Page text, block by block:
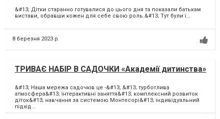
&#13; Дітки старанно готувалися до цього дня та показали батькам
вистави, обравши кожен для себе свою роль.&#13; Тут були і...
8 березня 2023 р.
ТРИВАЄ НАБІР В САДОЧКИ «Академії дитинства»
&#13; Наша мережа садочків це -&#13; &#13; турботлива
атмосфера&#13; інтерактивні заняття&#13; комплексний розвиток
діток&#13; навчання за системою Монтесорі&#13; індивідуальний
підхід...